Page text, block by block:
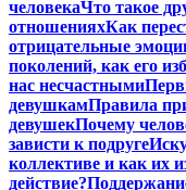
человекаЧто такое
отношенияхКак
отрицательные
поколений, как его
нас несчастными
девушкамПравила
девушекПочему
зависти к подруге
коллективе и как их
действие?